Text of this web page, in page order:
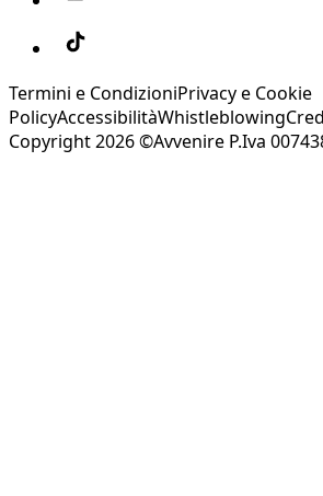
Termini e CondizioniPrivacy e Cookie
PolicyAccessibilitàWhistleblowing
Copyright 2026 ©Avvenire P.Iva